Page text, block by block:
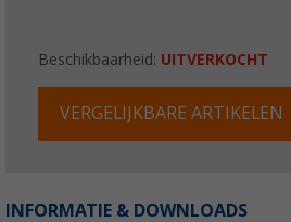
Beschikbaarheid: UITVERKOCHT
VERGELIJKBARE ARTIKELEN
INFORMATIE & DOWNLOADS